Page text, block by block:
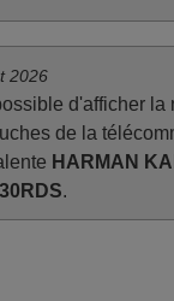
boutons sur le
Voilà de
Panasonic
2026
d'afficher
de la
HARMAN
.